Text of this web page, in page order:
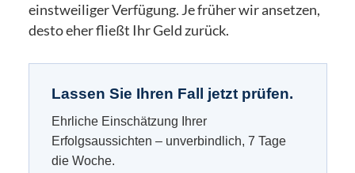
einstweiliger Verfügung. Je früher wir ansetzen,
desto eher fließt Ihr Geld zurück.
Lassen Sie Ihren Fall jetzt prüfen.
Ehrliche Einschätzung Ihrer
Erfolgsaussichten – unverbindlich, 7 Tage
die Woche.